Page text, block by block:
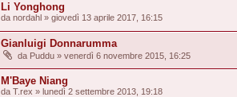
Li Yonghong
da nordahl » giovedì 13 aprile 2017, 16:15
Gianluigi Donnarumma
da Puddu » venerdì 6 novembre 2015, 16:25
M'Baye Niang
da T.rex » lunedì 2 settembre 2013, 19:18